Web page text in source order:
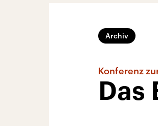
Archiv
Konferenz
Das